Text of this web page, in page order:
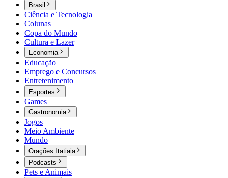
Brasil
Ciência e Tecnologia
Colunas
Copa do Mundo
Cultura e Lazer
Economia
Educação
Emprego e Concursos
Entretenimento
Esportes
Games
Gastronomia
Jogos
Meio Ambiente
Mundo
Orações Itatiaia
Podcasts
Pets e Animais